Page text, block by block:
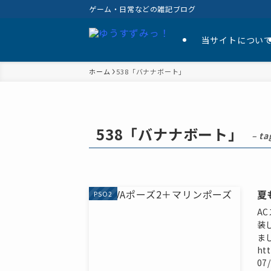
ゲーム・日常などの雑記ブログ
当サイトについ
ホーム 538「バナナボート」
538「バナナボート」 –
PSO2 夏
装
ま